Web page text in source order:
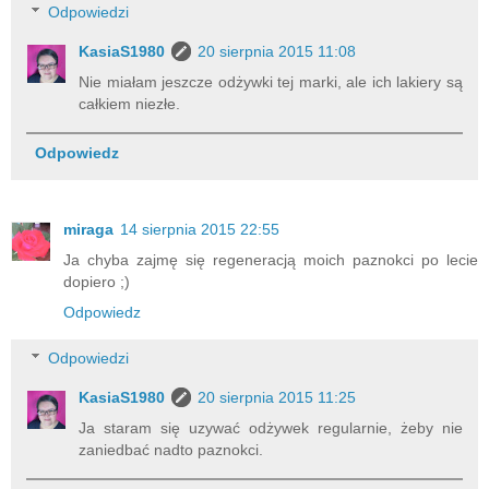
Odpowiedzi
KasiaS1980
20 sierpnia 2015 11:08
Nie miałam jeszcze odżywki tej marki, ale ich lakiery są
całkiem niezłe.
Odpowiedz
miraga 14 sierpnia 2015 22:55
Ja chyba zajmę się regeneracją moich paznokci po lecie
dopiero ;)
Odpowiedz
Odpowiedzi
KasiaS1980
20 sierpnia 2015 11:25
Ja staram się uzywać odżywek regularnie, żeby nie
zaniedbać nadto paznokci.